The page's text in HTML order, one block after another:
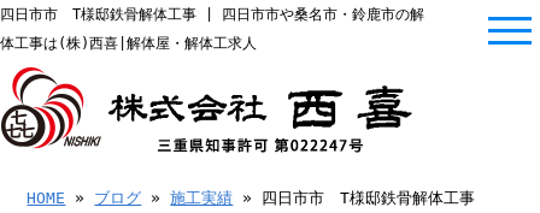
四日市市 T様邸鉄骨解体工事 | 四日市市や桑名市・鈴鹿市の解
体工事は(株)西喜|解体屋・解体工求人
HOME » ブログ »施工実績 » 四日市市 T様邸鉄骨解体工事